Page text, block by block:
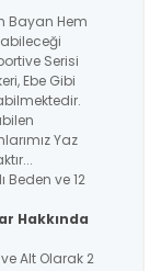
Bayan Hem
Serisi
Ebe Gibi
Yaz
Beden ve 12
Hakkında
Alt Olarak 2